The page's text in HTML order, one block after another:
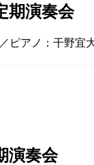
期演奏会
ピアノ：干野
演奏会